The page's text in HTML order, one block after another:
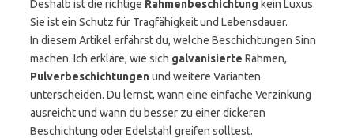
Deshalb ist die richtige Rahmenbeschichtung kein Luxus.
Sie ist ein Schutz für Tragfähigkeit und Lebensdauer.
In diesem Artikel erfährst du, welche Beschichtungen Sinn
machen. Ich erkläre, wie sich galvanisierte Rahmen,
Pulverbeschichtungenund weitere Varianten
unterscheiden. Du lernst, wann eine einfache Verzinkung
ausreicht und wann du besser zu einer dickeren
Beschichtung oder Edelstahl greifen solltest.